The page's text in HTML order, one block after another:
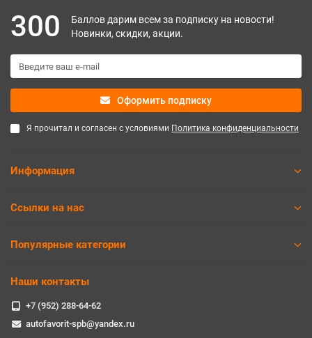
300
Баллов дарим всем за подписку на новости!
Новинки, скидки, акции.
Оформить подписку
Я прочитал и согласен с условиями Политика конфиденциальности
Информация
Ссылки на нас
Популярные категории
Наши контакты
+7 (952) 288-64-62
autofavorit-spb@yandex.ru